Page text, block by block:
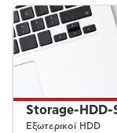
Storage-HDD-
Εξωτερικοί HDD